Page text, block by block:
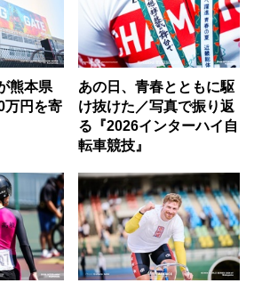
熊本県
万円を寄
あの日、青春とともに駆
け抜けた／写真で振り返
る『2026インターハイ自
転車競技』